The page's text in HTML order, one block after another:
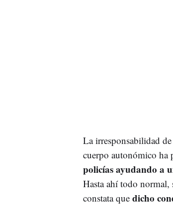
La irresponsabilidad
cuerpo autonómico ha
policías ayudando a
Hasta ahí todo normal,
constata que dicho